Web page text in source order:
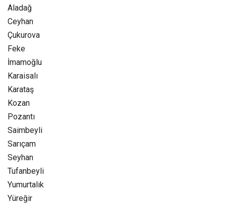
Aladağ
Ceyhan
Çukurova
Feke
İmamoğlu
Karaisalı
Karataş
Kozan‎
Pozantı‎
Saimbeyli
Sarıçam
Seyhan
Tufanbeyli‎
Yumurtalık‎
Yüreğir